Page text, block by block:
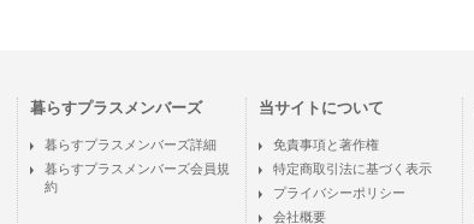
暮らすプラスメンバーズ
暮らすプラスメンバーズ詳細
暮らすプラスメンバーズ会員規
約
当サイトについて
免責事項と著作権
特定商取引法に基づく表示
プライバシーポリシー
会社概要